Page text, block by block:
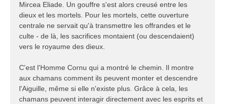
Mircea Eliade. Un gouffre s'est alors creusé entre les
dieux et les mortels. Pour les mortels, cette ouverture
centrale ne servait qu'à transmettre les offrandes et le
culte - de là, les sacrifices montaient (ou descendaient)
vers le royaume des dieux.
C'est l'Homme Cornu qui a montré le chemin. Il montre
aux chamans comment ils peuvent monter et descendre
l'Aiguille, même si elle n'existe plus. Grâce à cela, les
chamans peuvent interagir directement avec les esprits et